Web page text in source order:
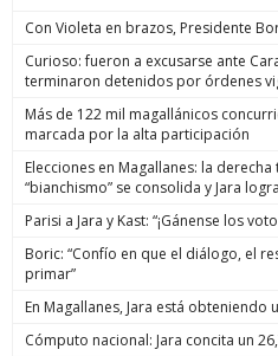
Con Violeta en brazos, Presidente
Curioso: fueron a excusarse ante
terminaron detenidos por órdenes
Más de 122 mil magallánicos
marcada por la alta participación
Elecciones en Magallanes: la
“bianchismo” se consolida y Jara
Parisi a Jara y Kast: “¡Gánense los
Boric: “Confío en que el diálogo, el
primar”
En Magallanes, Jara está obteniendo
Cómputo nacional: Jara concita un